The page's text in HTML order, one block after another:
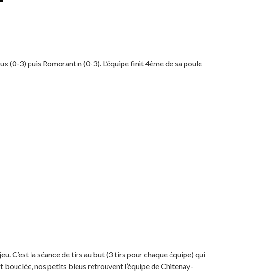
(0-3) puis Romorantin (0-3). L’équipe finit 4ème de sa poule
C’est la séance de tirs au but (3 tirs pour chaque équipe) qui
bouclée, nos petits bleus retrouvent l’équipe de Chitenay-